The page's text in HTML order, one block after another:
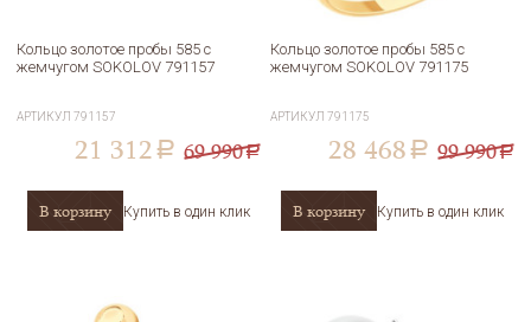
Кольцо золотое пробы 585 с
жемчугом SOKOLOV 791157
АРТИКУЛ791157
21 312 a 69 990a
В корзину Купить в один клик
Кольцо золотое пробы 585 с
жемчугом SOKOLOV 791175
АРТИКУЛ791175
28 468 a 99 990a
В корзину Купить в один клик